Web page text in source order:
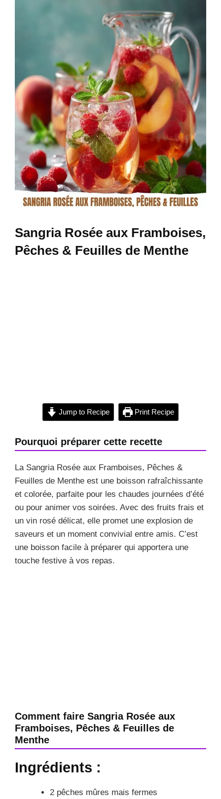
Sangria Rosée aux Framboises,
Pêches & Feuilles de Menthe
Jump to Recipe Print Recipe
Pourquoi préparer cette recette
La Sangria Rosée aux Framboises, Pêches &
Feuilles de Menthe est une boisson rafraîchissante
et colorée, parfaite pour les chaudes journées d’été
ou pour animer vos soirées. Avec des fruits frais et
un vin rosé délicat, elle promet une explosion de
saveurs et un moment convivial entre amis. C’est
une boisson facile à préparer qui apportera une
touche festive à vos repas.
Comment faire Sangria Rosée aux
Framboises, Pêches & Feuilles de
Menthe
Ingrédients :
2 pêches mûres mais fermes